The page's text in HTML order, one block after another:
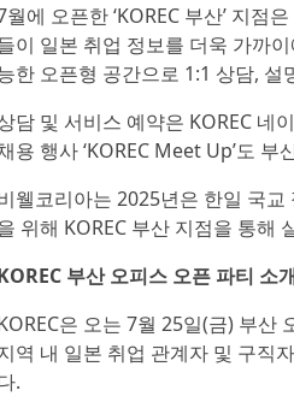
월에 오픈한 ‘KOREC 부산’ 지
이 일본 취업 정보를 더욱 가까
한 오픈형 공간으로 1:1 상담,
담 및 서비스 예약은 KOREC 네
용 행사 ‘KOREC Meet Up’도
웰코리아는 2025년은 한일 국
위해 KOREC 부산 지점을 통해
부산 오피스 오픈 파티 소
은 오는 7월 25일(금) 부산
역 내 일본 취업 관계자 및 구직
.